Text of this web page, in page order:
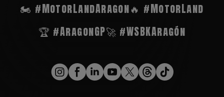
🏍️ #MotorLandAragon🔥 #MotorLand
🏆 #AragonGP🚀 #WSBKAragón